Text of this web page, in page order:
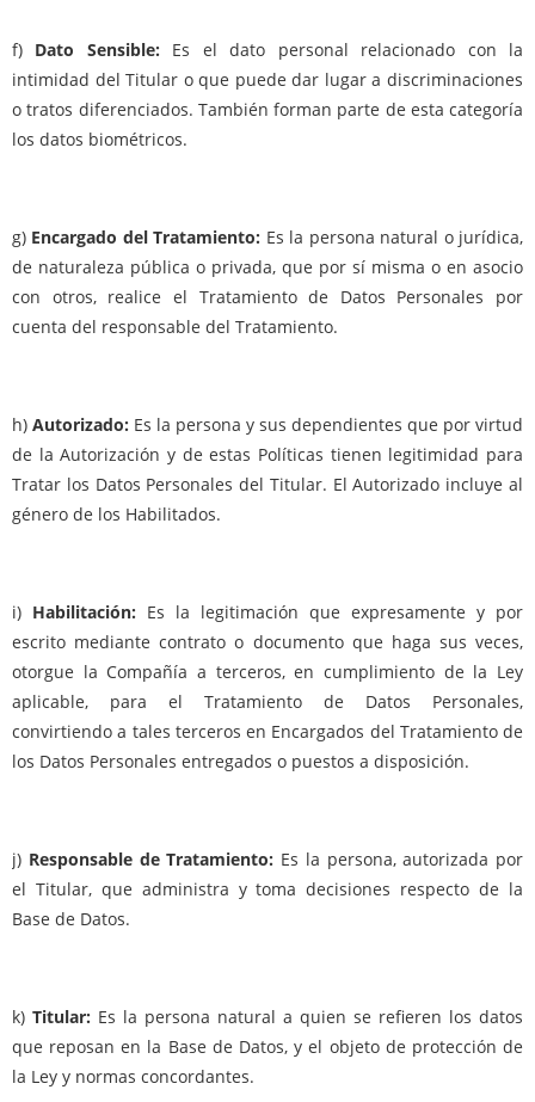
f) Dato Sensible: Es el dato personal relacionado con la
intimidad del Titular o que puede dar lugar a discriminaciones
o tratos diferenciados. También forman parte de esta categoría
los datos biométricos.
g) Encargado del Tratamiento: Es la persona natural o jurídica,
de naturaleza pública o privada, que por sí misma o en asocio
con otros, realice el Tratamiento de Datos Personales por
cuenta del responsable del Tratamiento.
h) Autorizado: Es la persona y sus dependientes que por virtud
de la Autorización y de estas Políticas tienen legitimidad para
Tratar los Datos Personales del Titular. El Autorizado incluye al
género de los Habilitados.
i) Habilitación: Es la legitimación que expresamente y por
escrito mediante contrato o documento que haga sus veces,
otorgue la Compañía a terceros, en cumplimiento de la Ley
aplicable, para el Tratamiento de Datos Personales,
convirtiendo a tales terceros en Encargados del Tratamiento de
los Datos Personales entregados o puestos a disposición.
j) Responsable de Tratamiento: Es la persona, autorizada por
el Titular, que administra y toma decisiones respecto de la
Base de Datos.
k) Titular: Es la persona natural a quien se refieren los datos
que reposan en la Base de Datos, y el objeto de protección de
la Ley y normas concordantes.